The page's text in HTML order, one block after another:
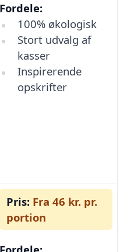
Fordele:
100% økologisk
Stort udvalg af
kasser
Inspirerende
opskrifter
Pris: Fra 46 kr. pr.
portion